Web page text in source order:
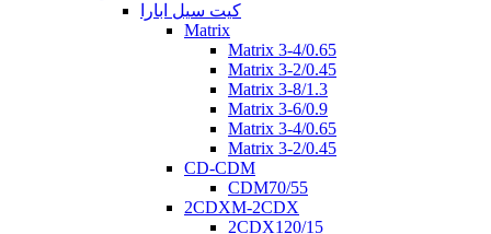
کیت سیل ابارا
Matrix
Matrix 3-4/0.65
Matrix 3-2/0.45
Matrix 3-8/1.3
Matrix 3-6/0.9
Matrix 3-4/0.65
Matrix 3-2/0.45
CD-CDM
CDM70/55
2CDXM-2CDX
2CDX120/15